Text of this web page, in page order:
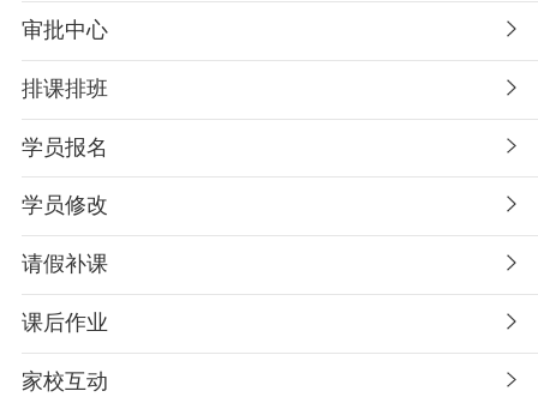
审批中心
排课排班
学员报名
学员修改
请假补课
课后作业
家校互动